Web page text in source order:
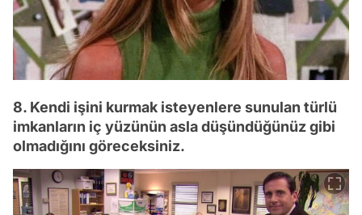
8. Kendi işini kurmak isteyenlere sunulan türlü
imkanların iç yüzünün asla düşündüğünüz gibi
olmadığını göreceksiniz.